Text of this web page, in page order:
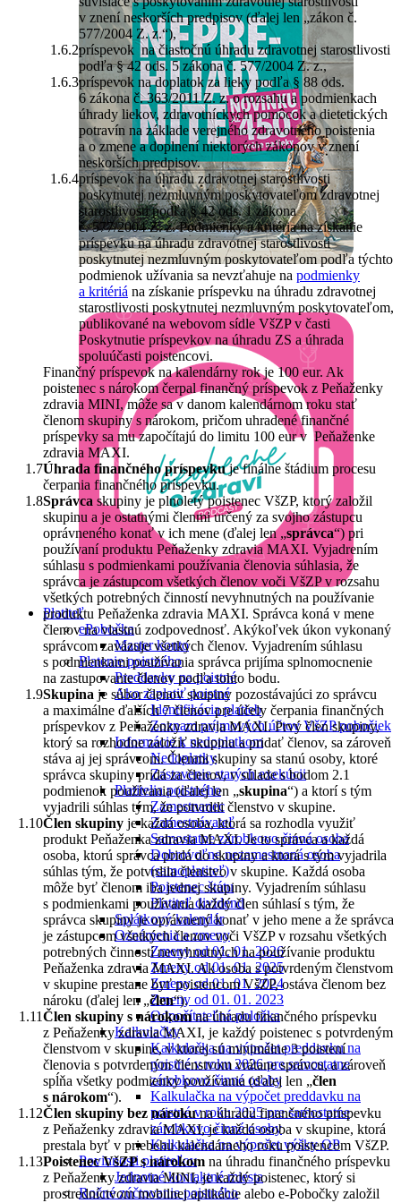
Platiteľ
ePobočka
Master konto
Platenie poistného
Preddavky na poistné
Ako zaplatiť poistné
Identifikácia platieb
Zoznam príjmových účtov VšZP pobočiek
Informácie k nedoplatkom
Nedoplatky
Zastavenie starých exekúcii
Platitelia poistného
Zamestnanec
Zamestnávateľ
Samostatne zárobkovo činná osoba
Dobrovoľne nezamestnaná osoba
(samoplatiteľ)
Poistenec štátu
Platiteľ dividend
Splátkový kalendár
Oznámenia a zmeny
Zmeny od 01. 01. 2026
Zmeny od 01. 01. 2025
Zmeny od 01. 01. 2024
Zmeny od 01. 01. 2023
Odpočítateľná položka
Kalkulačky
Kalkulačka na výpočet preddavku na
poistné v roku 2026 pre samostatne
zárobkovo činné osoby
Kalkulačka na výpočet preddavku na
poistné v roku 2025 pre samostatne
zárobkovo činné osoby
Kalkulačka na výpočet výšky OP
Povinnosti platiteľov
Jednotné kontaktné miesta
Ročné zúčtovanie poistného
v znení neskorších predpisov (ďalej len „zákon č.
577/2004 Z. z.“),
príspevok na čiastočnú úhradu zdravotnej starostlivosti
podľa § 42 ods. 5 zákona č. 577/2004 Z. z.,
príspevok na doplatok za lieky podľa § 88 ods.
6 zákona č. 363/2011 Z. z. o rozsahu a podmienkach
úhrady liekov, zdravotníckych pomôcok a dietetických
potravín na základe verejného zdravotného poistenia
a o zmene a doplnení niektorých zákonov v znení
neskorších predpisov.
príspevok na úhradu zdravotnej starostlivosti
poskytnutej nezmluvným poskytovateľom zdravotnej
starostlivosti podľa § 42 ods. 1 zákona
č. 577/2004 Z. z. Podmienky a kritéria na získanie
príspevku na úhradu zdravotnej starostlivosti
poskytnutej nezmluvným poskytovateľom podľa týchto
podmienok užívania sa nevzťahuje na podmienky
a kritériá na získanie príspevku na úhradu zdravotnej
starostlivosti poskytnutej nezmluvným poskytovateľom,
publikované na webovom sídle VšZP v časti
Poskytnutie príspevkov na úhradu ZS a úhrada
spoluúčasti poistencovi.
Finančný príspevok na kalendárny rok je 100 eur. Ak
poistenec s nárokom čerpal finančný príspevok z Peňaženky
zdravia MINI, môže sa v danom kalendárnom roku stať
členom skupiny s nárokom, pričom uhradené finančné
príspevky sa mu započítajú do limitu 100 eur v Peňaženke
zdravia MAXI.
Úhrada finančného príspevkuje finálne štádium procesu
čerpania finančného príspevku.
Správca skupiny je plnoletý poistenec VšZP, ktorý založil
skupinu a je ostatnými členmi určený za svojho zástupcu
oprávneného konať v ich mene (ďalej len „správca“) pri
používaní produktu Peňaženky zdravia MAXI. Vyjadrením
súhlasu s podmienkami používania členovia súhlasia, že
správca je zástupcom všetkých členov voči VšZP v rozsahu
všetkých potrebných činností nevyhnutných na používanie
produktu Peňaženka zdravia MAXI. Správca koná v mene
členov na vlastnú zodpovednosť. Akýkoľvek úkon vykonaný
správcom zaväzuje všetkých členov. Vyjadrením súhlasu
s podmienkami používania správca prijíma splnomocnenie
na zastupovanie členov podľa tohto bodu.
Skupina je súbor členov skupiny pozostávajúci zo správcu
a maximálne ďalších 7 členov pre účely čerpania finančných
príspevkov z Peňaženky zdravia MAXI. Prvý člen skupiny,
ktorý sa rozhodne založiť skupinu a pridať členov, sa zároveň
stáva aj jej správcom. Členmi skupiny sa stanú osoby, ktoré
správca skupiny pridá za členov, v súlade s bodom 2.1
podmienok používania (ďalej len „skupina“) a ktorí s tým
vyjadrili súhlas tým, že potvrdili členstvo v skupine.
Člen skupiny je každá osoba, ktorá sa rozhodla využiť
produkt Peňaženka zdravia MAXI. Je to správca a každá
osoba, ktorú správca pridá do skupiny a ktorá s tým vyjadrila
súhlas tým, že potvrdila členstvo v skupine. Každá osoba
môže byť členom iba jednej skupiny. Vyjadrením súhlasu
s podmienkami používania každý člen súhlasí s tým, že
správca skupiny je oprávnený konať v jeho mene a že správca
je zástupcom všetkých členov voči VšZP v rozsahu všetkých
potrebných činností nevyhnutných na používanie produktu
Peňaženka zdravia MAXI. Ak osoba s potvrdeným členstvom
v skupine prestane byť poistencom VšZP, ostáva členom bez
nároku (ďalej len „člen“).
Člen skupiny s nárokomna úhradu finančného príspevku
z Peňaženky zdravia MAXI, je každý poistenec s potvrdeným
členstvom v skupine, v ktorej sú minimálne 3 poistení
členovia s potvrdeným členstvom vrátane správcu, a zároveň
spĺňa všetky podmienky používania (ďalej len „člen
s nárokom“).
Člen skupiny bez nárokuna úhradu finančného príspevku
z Peňaženky zdravia MAXI, je každá osoba v skupine, ktorá
prestala byť v priebehu kalendárneho roku poistencom VšZP.
Poistenec VšZP s nárokom na úhradu finančného príspevku
z Peňaženky zdravia MINI, je každý poistenec, ktorý si
prostredníctvom mobilnej aplikácie alebo e-Pobočky založil